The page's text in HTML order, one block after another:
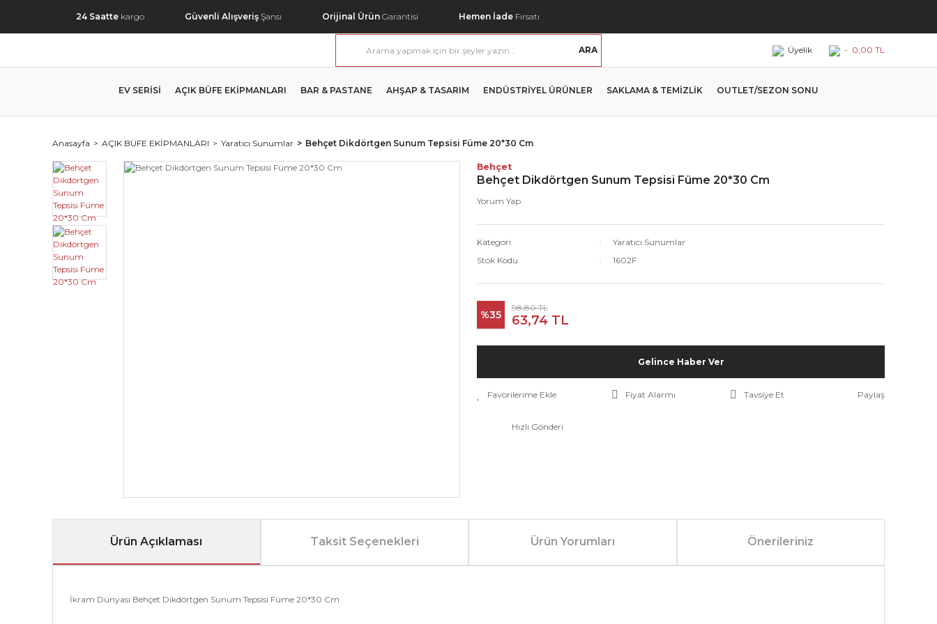
24 Saatte kargo Güvenli Alışveriş Şansı Orijinal Ürün Garantisi Hemen İade Fırsatı
ARA Üyelik - 0,00 TL
EV SERİSİ AÇIK BÜFE EKİPMANLARI BAR & PASTANE AHŞAP & TASARIM ENDÜSTRİYEL ÜRÜNLER SAKLAMA & TEMİZLİK OUTLET/SEZON SONU
Anasayfa AÇIK BÜFE EKİPMANLARI Yaratıcı Sunumlar Behçet Dikdörtgen Sunum Tepsisi Füme 20*30 Cm
Behçet
Behçet Dikdörtgen Sunum Tepsisi Füme 20*30 Cm
Yorum Yap
Kategori
Yaratıcı Sunumlar
Stok Kodu
1602F
%35
98,80 TL
63,74 TL
Gelince Haber Ver
Fiyat Alarmı Tavsiye Et Paylaş
Hızlı Gönderi
Ürün Açıklaması Taksit Seçenekleri Ürün Yorumları Önerileriniz
İkram Dünyası Behçet Dikdörtgen Sunum Tepsisi Füme 20*30 Cm